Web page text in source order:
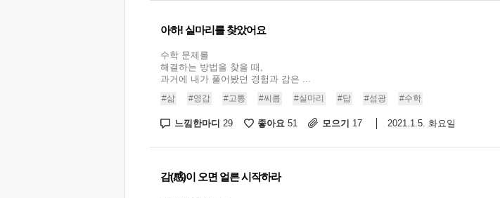
아하! 실마리를 찾았어요
수학 문제를
해결하는 방법을 찾을 때,
과거에 내가 풀어봤던 경험과 감은 ...
#삶 #영감 #고통 #씨름 #실마리 #답 #섬광 #수학
느낌한마디 29 좋아요 51 모으기 17 2021.1.5. 화요일
감(感)이 오면 얼른 시작하라